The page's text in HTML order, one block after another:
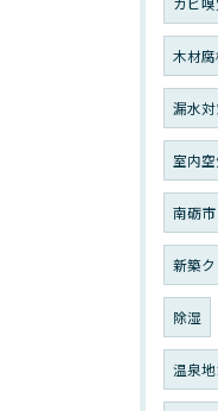
カビ
木材
漏水
室内
南砺市
新築
除湿
温泉